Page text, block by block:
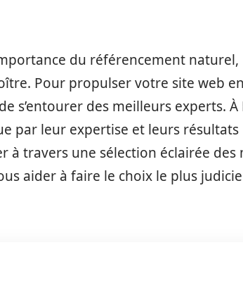
du référencement
Pour propulser votre site web
s’entourer des meilleurs experts. À
par leur expertise et leurs
à travers une sélection éclairée des
aider à faire le choix le plus